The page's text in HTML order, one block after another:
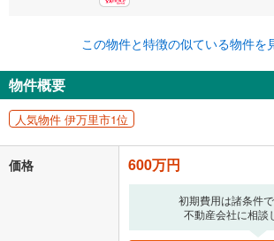
この物件と特徴の似ている物件を
物件概要
人気物件 伊万里市1位
価格 600万円
初期費用は諸条件で
不動産会社に相談